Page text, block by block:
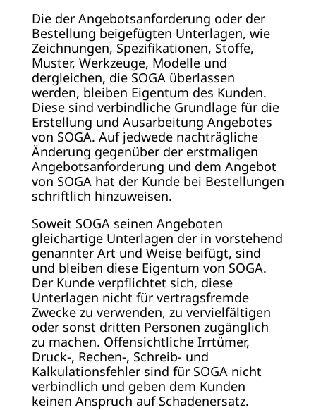
Die der Angebotsanforderung oder der
Bestellung beigefügten Unterlagen, wie
Zeichnungen, Spezifikationen, Stoffe,
Muster, Werkzeuge, Modelle und
dergleichen, die SOGA überlassen
werden, bleiben Eigentum des Kunden.
Diese sind verbindliche Grundlage für die
Erstellung und Ausarbeitung Angebotes
von SOGA. Auf jedwede nachträgliche
Änderung gegenüber der erstmaligen
Angebotsanforderung und dem Angebot
von SOGA hat der Kunde bei Bestellungen
schriftlich hinzuweisen.
Soweit SOGA seinen Angeboten
gleichartige Unterlagen der in vorstehend
genannter Art und Weise beifügt, sind
und bleiben diese Eigentum von SOGA.
Der Kunde verpflichtet sich, diese
Unterlagen nicht für vertragsfremde
Zwecke zu verwenden, zu vervielfältigen
oder sonst dritten Personen zugänglich
zu machen. Offensichtliche Irrtümer,
Druck-, Rechen-, Schreib- und
Kalkulationsfehler sind für SOGA nicht
verbindlich und geben dem Kunden
keinen Anspruch auf Schadenersatz.